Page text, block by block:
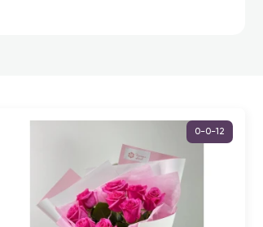
0-0-12